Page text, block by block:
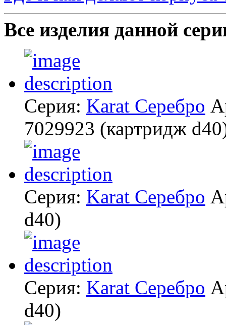
Все изделия данной
Серия: Karat Серебро
7029923 (картридж
Серия: Karat Серебро
d40)
Серия: Karat Серебро
d40)